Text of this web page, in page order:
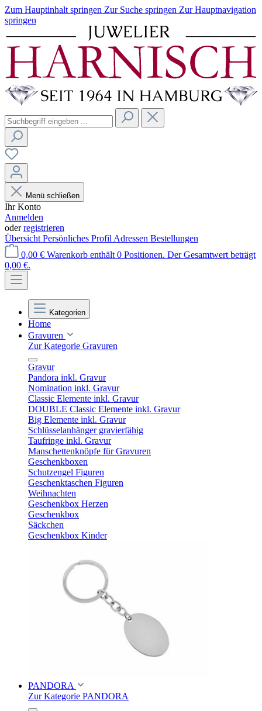
Zum Hauptinhalt springen Zur Suche springen Zur Hauptnavigation
springen
Menü schließen
Ihr Konto
Anmelden
oderregistrieren
Übersicht Persönliches Profil Adressen Bestellungen
0,00 € Warenkorb enthält 0 Positionen. Der Gesamtwert beträgt
0,00 €.
Kategorien
Home
Gravuren
Zur Kategorie Gravuren
Gravur
Pandora inkl. Gravur
Nomination inkl. Gravur
Classic Elemente inkl. Gravur
DOUBLE Classic Elemente inkl. Gravur
Big Elemente inkl. Gravur
Schlüsselanhänger gravierfähig
Taufringe inkl. Gravur
Manschettenknöpfe für Gravuren
Geschenkboxen
Schutzengel Figuren
Geschenktaschen Figuren
Weihnachten
Geschenkbox Herzen
Geschenkbox
Säckchen
Geschenkbox Kinder
PANDORA
Zur Kategorie PANDORA